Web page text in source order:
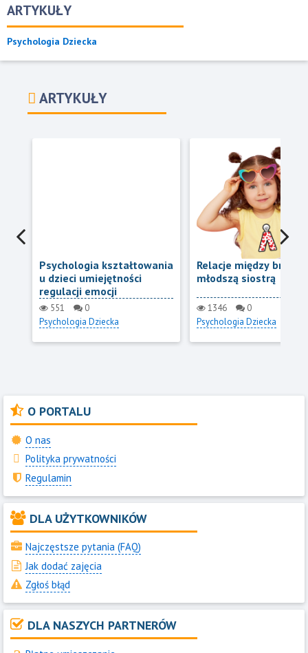
ARTYKUŁY
Psychologia Dziecka
ARTYKUŁY
Psychologia kształtowania
u dzieci umiejętności
regulacji emocji
551
0
Psychologia Dziecka
Relacje między
młodszą siostrą
1346
0
Psychologia Dziecka
O PORTALU
O nas
Polityka prywatności
Regulamin
DLA UŻYTKOWNIKÓW
Najczęstsze pytania (FAQ)
Jak dodać zajęcia
Zgłoś błąd
DLA NASZYCH PARTNERÓW